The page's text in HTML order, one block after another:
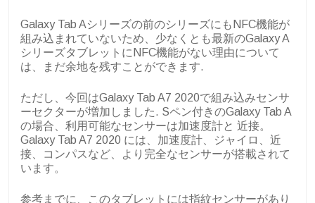
Galaxy Tab Aシリーズの前のシリーズにもNFC機能が
組み込まれていないため、少なくとも最新のGalaxy A
シリーズタブレットにNFC機能がない理由について
は、まだ余地を残すことができます.
ただし、今回はGalaxy Tab A7 2020で組み込みセンサ
ーセクターが増加しました. Sペン付きのGalaxy Tab A
の場合、利用可能なセンサーは加速度計と 近接。
Galaxy Tab A7 2020 には、加速度計、ジャイロ、近
接、コンパスなど、より完全なセンサーが搭載されて
います。
参考までに、このタブレットには指紋センサーがあり